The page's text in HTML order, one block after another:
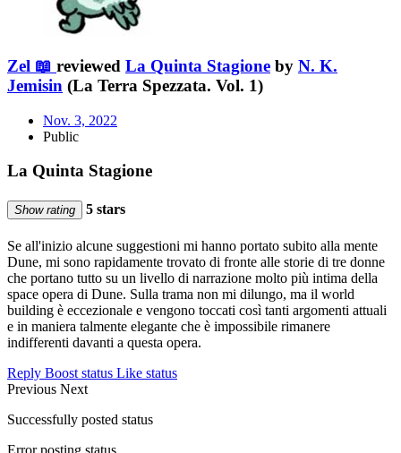
Zel 📖 reviewed La Quinta Stagione by N. K.
Jemisin (La Terra Spezzata. Vol. 1)
Nov. 3, 2022
Public
La Quinta Stagione
Show rating 5 stars
Se all'inizio alcune suggestioni mi hanno portato subito alla mente
Dune, mi sono rapidamente trovato di fronte alle storie di tre donne
che portano tutto su un livello di narrazione molto più intima della
space opera di Dune. Sulla trama non mi dilungo, ma il world
building è eccezionale e vengono toccati così tanti argomenti attuali
e in maniera talmente elegante che è impossibile rimanere
indifferenti davanti a questa opera.
Reply Boost status Like status
Previous Next
Successfully posted status
Error posting status